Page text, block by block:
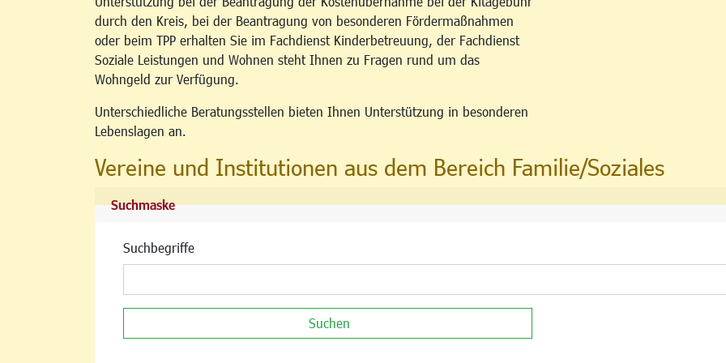
durch den Kreis, bei der Beantragung von besonderen Fördermaßnahmen
oder beim TPP erhalten Sie im Fachdienst Kinderbetreuung, der Fachdienst
Soziale Leistungen und Wohnen steht Ihnen zu Fragen rund um das
Wohngeld zur Verfügung.
Unterschiedliche Beratungsstellen bieten Ihnen Unterstützung in besonderen
Lebenslagen an.
Vereine und Institutionen aus dem Bereich Familie/Soziales
Suchmaske
Suchbegriffe
Suchen